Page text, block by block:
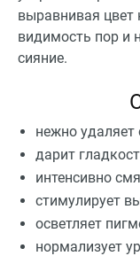
выравнивая
видимость пор и
сияние.
нежно удаляет
дарит
интенсивно
стимулирует
осветляет
нормализует